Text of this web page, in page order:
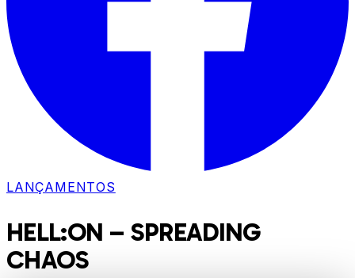
LANÇAMENTOS
HELL:ON – SPREADING
CHAOS